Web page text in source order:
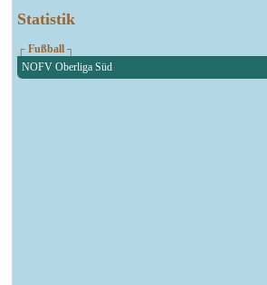
Statistik
┌ Fußball ┐
NOFV Oberliga Süd